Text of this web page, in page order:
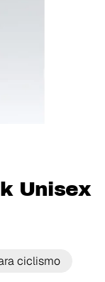
Unisex
ciclismo